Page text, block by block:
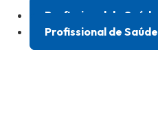
Profissional de Saúde
Profissional de Saúde